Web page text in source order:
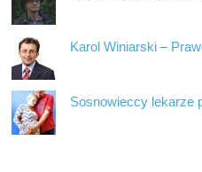
Karol Winiarski –
Sosnowieccy lekarze